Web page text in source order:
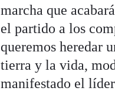
marcha que
el partido a los
queremos heredar
tierra y la vida,
manifestado el